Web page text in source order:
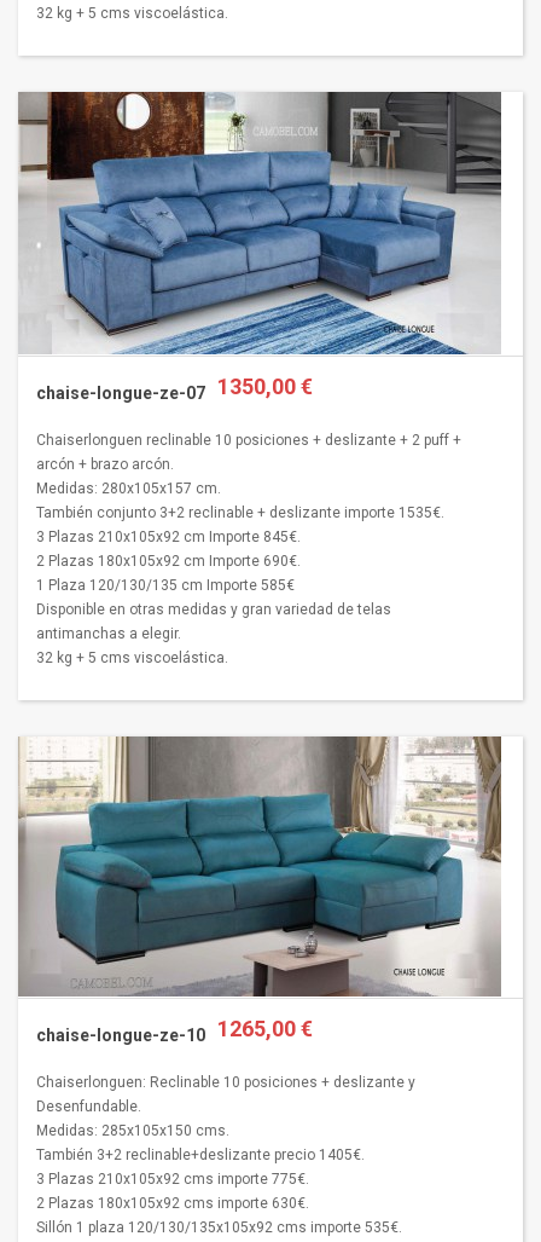
32 kg + 5 cms viscoelástica.
chaise-longue-ze-07 1350,00 €
Chaiserlonguen reclinable 10 posiciones + deslizante + 2 puff +
arcón + brazo arcón.
Medidas: 280x105x157 cm.
También conjunto 3+2 reclinable + deslizante importe 1535€.
3 Plazas 210x105x92 cm Importe 845€.
2 Plazas 180x105x92 cm Importe 690€.
1 Plaza 120/130/135 cm Importe 585€
Disponible en otras medidas y gran variedad de telas
antimanchas a elegir.
32 kg + 5 cms viscoelástica.
chaise-longue-ze-10 1265,00 €
Chaiserlonguen: Reclinable 10 posiciones + deslizante y
Desenfundable.
Medidas: 285x105x150 cms.
También 3+2 reclinable+deslizante precio 1405€.
3 Plazas 210x105x92 cms importe 775€.
2 Plazas 180x105x92 cms importe 630€.
Sillón 1 plaza 120/130/135x105x92 cms importe 535€.